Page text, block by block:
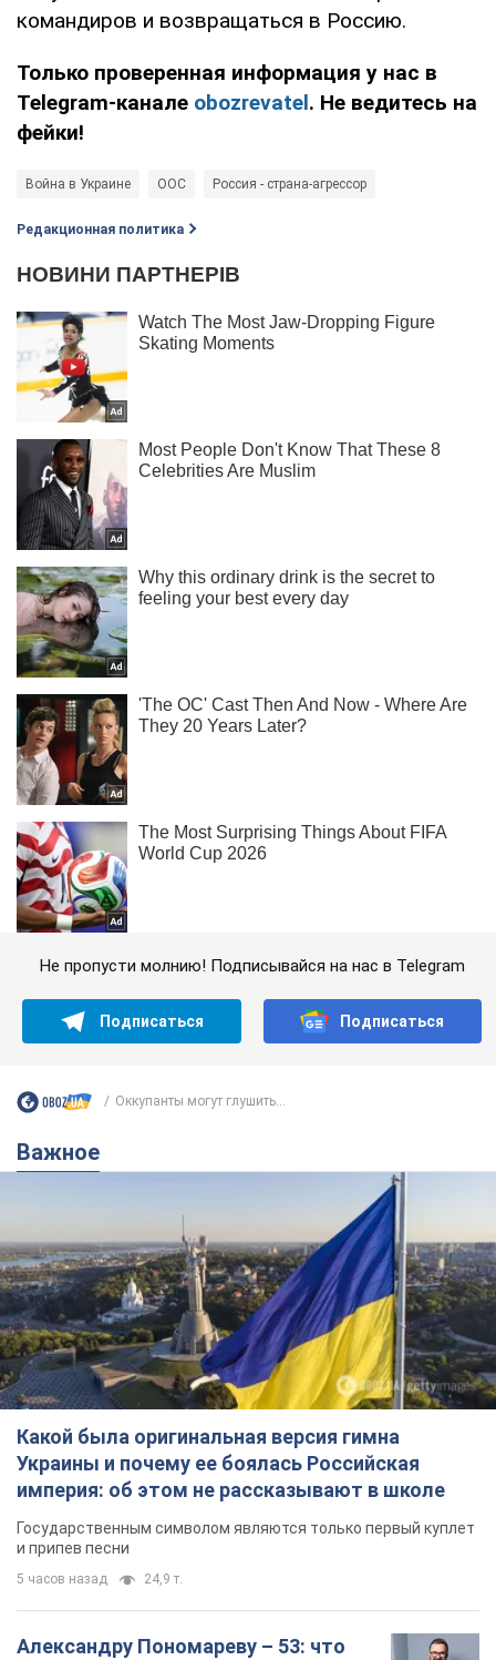
командиров и возвращаться в Россию.
Только проверенная информация у нас в
Telegram-канале obozrevatel. Не ведитесь на
фейки!
Война в Украине ООС Россия - страна-агрессор
Редакционная политика
Не пропусти молнию! Подписывайся на нас в Telegram
Подписаться Подписаться
Оккупанты могут глушить...
Важное
Какой была оригинальная версия гимна
Украины и почему ее боялась Российская
империя: об этом не рассказывают в школе
Государственным символом являются только первый куплет
и припев песни
5 часов назад 24,9 т.
Александру Пономареву – 53: что